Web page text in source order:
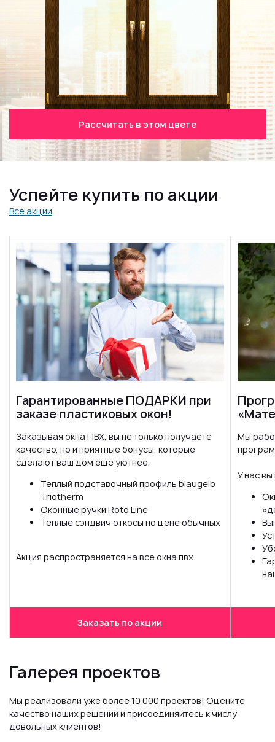
Рассчитать в этом цвете
Успейте купить по акции
Все акции
Гарантированные ПОДАРКИ при
заказе пластиковых окон!
Заказывая окна ПВХ, вы не только получаете
качество, но и приятные бонусы, которые
сделают ваш дом еще уютнее.
Теплый подставочный профиль blaugelb
Triotherm
Оконные ручки Roto Line
Теплые сэндвич откосы по цене обычных
Акция распространяется на все окна пвх.
Заказать по акции
Мы
У нас
Галерея проектов
Мы реализовали уже более 10 000 проектов! Оцените
качество наших решений и присоединяйтесь к числу
довольных клиентов!